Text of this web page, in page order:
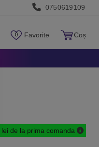
0750619109
Favorite Coș
lei de la prima comanda